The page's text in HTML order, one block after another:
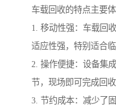
车载回收的特点主要
1. 移动性强：车载回
适应性强，特别适合
2. 操作便捷：设备集
节，现场即可完成回
3. 节约成本：减少了